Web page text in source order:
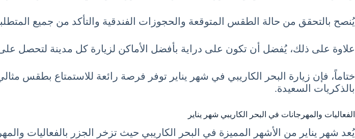
يُنصح بالتحقق من حالة الطقس المتوقعة والحجوزات الفندقية والتأكد من جميع
علاوة على ذلك، يُفضل أن تكون على دراية بأفضل الأماكن لزيارة كل مدينة لتحصل
ختاماً، فإن زيارة البحر الكاريبي في شهر يناير توفر فرصة رائعة للاستمتاع بطقس
بالذكريات السعيدة.
الفعاليات والمهرجانات في البحر الكاريبي شهر يناير
يُعد شهر يناير من الأشهر المميزة في البحر الكاريبي حيث تزخر الجزر بالفعاليات